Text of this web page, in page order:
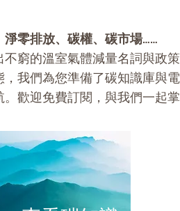
淨零排放、碳權、碳市場……
不窮的溫室氣體減量名詞與政
，我們為您準備了碳知識庫與
。歡迎免費訂閱，與我們一起掌